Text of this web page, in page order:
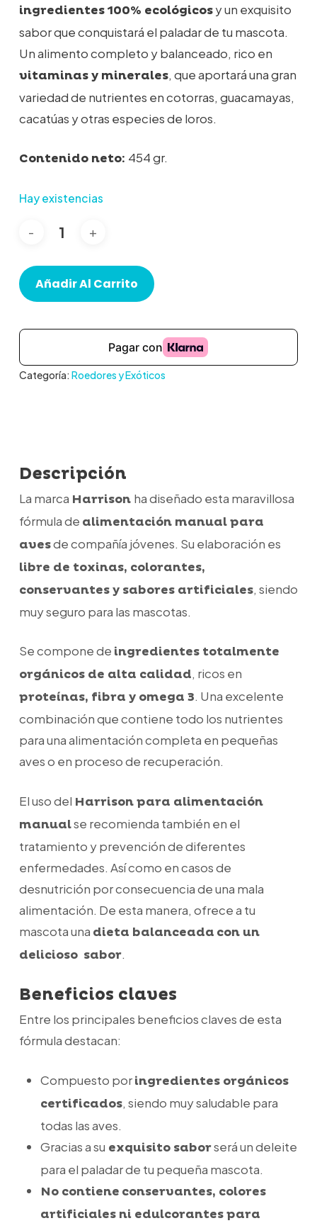
ingredientes 100% ecológicosy un exquisito
sabor que conquistará el paladar de tu mascota.
Un alimento completo y balanceado, rico en
vitaminas y minerales, que aportará una gran
variedad de nutrientes en cotorras, guacamayas,
cacatúas y otras especies de loros.
Contenido neto: 454 gr.
Hay existencias
Añadir Al Carrito
Categoría: Roedores y Exóticos
Descripción
La marca Harrison ha diseñado esta maravillosa
fórmula de alimentación manual para
avesde compañía jóvenes. Su elaboración es
libre de toxinas, colorantes,
conservantes y sabores artificiales, siendo
muy seguro para las mascotas.
Se compone de ingredientes totalmente
orgánicos de alta calidad, ricos en
proteínas, fibra y omega 3. Una excelente
combinación que contiene todo los nutrientes
para una alimentación completa en pequeñas
aves o en proceso de recuperación.
El uso del Harrison para alimentación
manualse recomienda también en el
tratamiento y prevención de diferentes
enfermedades. Así como en casos de
desnutrición por consecuencia de una mala
alimentación. De esta manera, ofrece a tu
mascota una dieta balanceada con un
delicioso sabor.
Beneficios claves
Entre los principales beneficios claves de esta
fórmula destacan:
Compuesto poringredientes orgánicos
certificados, siendo muy saludable para
todas las aves.
Gracias a su exquisito saborserá un deleite
para el paladar de tu pequeña mascota.
No contiene conservantes, colores
artificiales ni edulcorantes para